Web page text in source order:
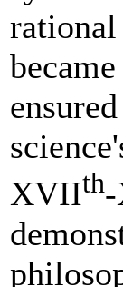
XVIIth